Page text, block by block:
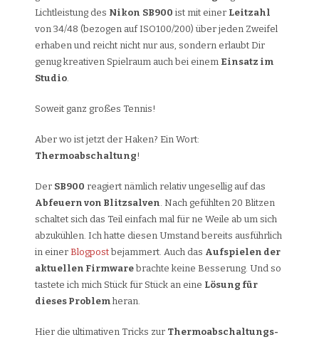
Lichtleistung des Nikon SB900 ist mit einer Leitzahl
von 34/48 (bezogen auf ISO100/200) über jeden Zweifel
erhaben und reicht nicht nur aus, sondern erlaubt Dir
genug kreativen Spielraum auch bei einem Einsatz im
Studio.
Soweit ganz großes Tennis!
Aber wo ist jetzt der Haken? Ein Wort:
Thermoabschaltung!
Der SB900 reagiert nämlich relativ ungesellig auf das
Abfeuern von Blitzsalven. Nach gefühlten 20 Blitzen
schaltet sich das Teil einfach mal für ne Weile ab um sich
abzukühlen. Ich hatte diesen Umstand bereits ausführlich
in einer Blogpost bejammert. Auch das Aufspielen der
aktuellen Firmware brachte keine Besserung. Und so
tastete ich mich Stück für Stück an eine Lösung für
dieses Problem heran.
Hier die ultimativen Tricks zur Thermoabschaltungs-